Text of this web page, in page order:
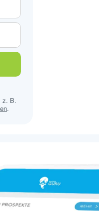
z. B.
.